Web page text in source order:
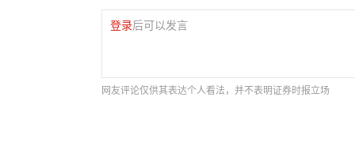
登录后可以发言
网友评论仅供其表达个人看法，并不表明证券时报立场